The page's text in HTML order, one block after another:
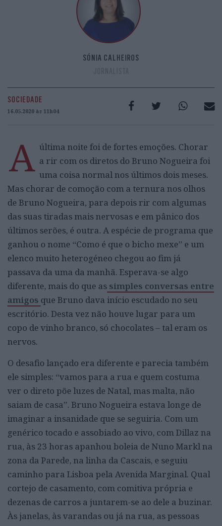
SÓNIA CALHEIROS
JORNALISTA
SOCIEDADE
16.05.2020 às 11h04
A última noite foi de fortes emoções. Chorar
a rir com os diretos do Bruno Nogueira foi
uma coisa normal nos últimos dois meses.
Mas chorar de comoção com a ternura nos olhos
de Bruno Nogueira, para depois rir com algumas
das suas tiradas mais nervosas e em pânico dos
últimos serões, é outra. A espécie de programa que
ganhou o nome “Como é que o bicho mexe” e um
elenco muito heterogéneo chegou ao fim já
passava da uma da manhã. Esperava-se algo
diferente, mais do que as simples conversas entre
amigos que Bruno dava início escudado no seu
escritório. Desta vez não houve lugar para um
copo de vinho branco, só chocolates – tal eram os
nervos.
O desafio lançado era diferente e parecia também
ele simples: “vamos para a rua e quem costuma
ver o direto põe luzes de Natal, mas malta, não
saiam de casa”. Bruno Nogueira estava longe de
imaginar a insanidade que se seguiria. Com um
genérico tocado e assobiado ao vivo, com Dillaz na
rua, às 23 horas apanhou boleia de Nuno Markl na
zona da Parede, na linha da Cascais, e seguiu
caminho para Lisboa pela Avenida Marginal. Qual
cortejo de casamento, com comitiva própria e
dezenas de carros a juntarem-se ao dele a buzinar.
Às janelas, às varandas ou já na rua, as pessoas